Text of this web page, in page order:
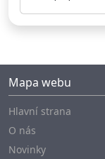
Mapa webu
Hlavní strana
O nás
Novinky